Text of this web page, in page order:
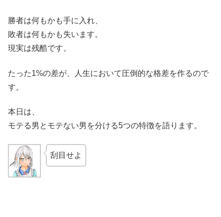
勝者は何もかも手に入れ、
敗者は何もかも失います。
現実は残酷です。
たった1%の差が、人生において圧倒的な格差を作るので
す。
本日は、
モテる男とモテない男を分ける5つの特徴を語ります。
刮目せよ